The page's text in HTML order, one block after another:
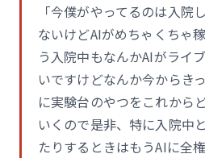
「今僕がやってるのは入院
ないけどAIがめちゃくちゃ
う入院中もなんかAIがライ
いですけどなんか今からき
に実験台のやつをこれから
いくので是非、特に入院中
たりするときはもうAIに全